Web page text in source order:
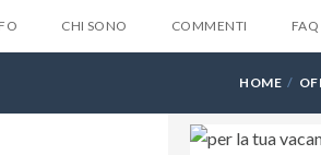
CHI SONO COMMENTI FAQ
HOME